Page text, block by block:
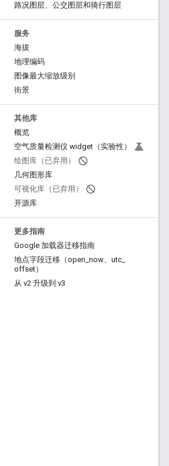
路况图层、公交图层和骑行图层
服务
海拔
地理编码
图像最大缩放级别
街景
其他库
概览
空气质量检测仪 widget（实验性）
绘图库（已弃用）
几何图形库
可视化库（已弃用）
开源库
更多指南
Google 加载器迁移指南
地点字段迁移（open now、utc
offset）
从 v2 升级到 v3